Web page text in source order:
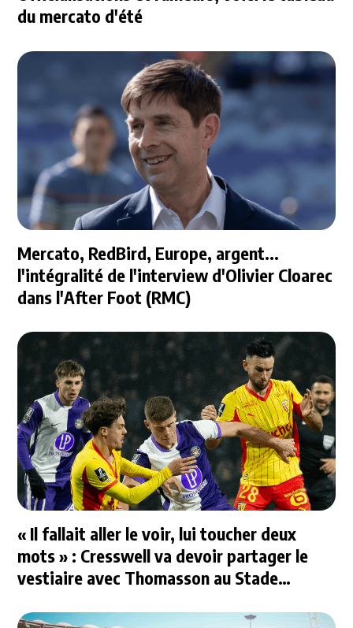
du mercato d'été
Mercato, RedBird, Europe, argent...
l'intégralité de l'interview d'Olivier Cloarec
dans l'After Foot (RMC)
« Il fallait aller le voir, lui toucher deux
mots » : Cresswell va devoir partager le
vestiaire avec Thomasson au Stade